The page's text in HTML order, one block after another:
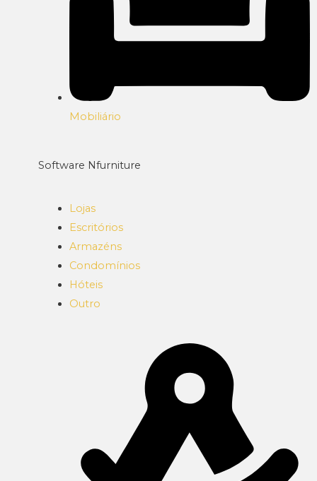
Mobiliário
Software Nfurniture
Lojas
Escritórios
Armazéns
Condomínios
Hóteis
Outro